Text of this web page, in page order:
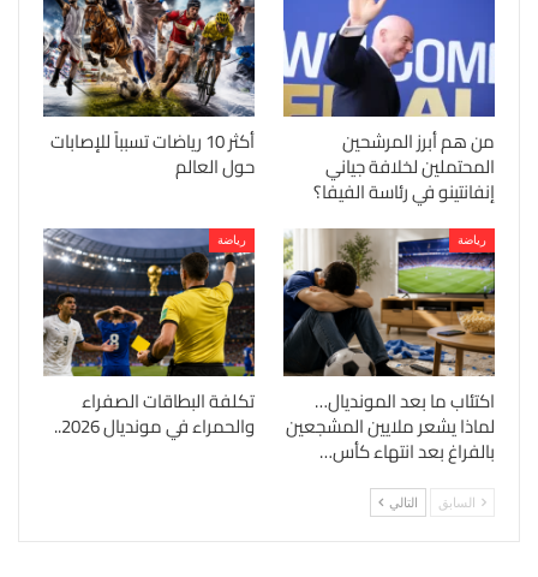
من هم أبرز المرشحين
المحتملين لخلافة جياني
إنفانتينو في رئاسة الفيفا؟
أكثر 10 رياضات تسبباً للإصابات
حول العالم
رياضة
اكتئاب ما بعد المونديال…
لماذا يشعر ملايين المشجعين
بالفراغ بعد انتهاء كأس…
رياضة
تكلفة البطاقات الصفراء
والحمراء في مونديال 2026..
السابق التالي